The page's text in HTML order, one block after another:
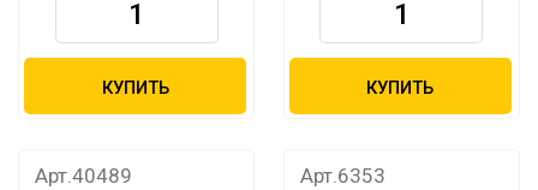
КУПИТЬ КУПИТЬ
Арт.40489 Арт.6353